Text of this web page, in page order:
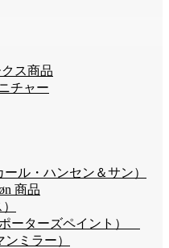
ス商品
チャー
ール・ハンセン＆サン）
商品
ポーターズペイント）
ミラー）